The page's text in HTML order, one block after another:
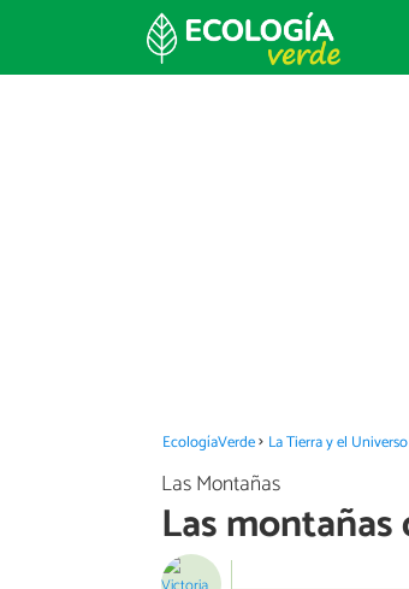
EcologíaVerde La Tierra y el Universo
Las Montañas
Las